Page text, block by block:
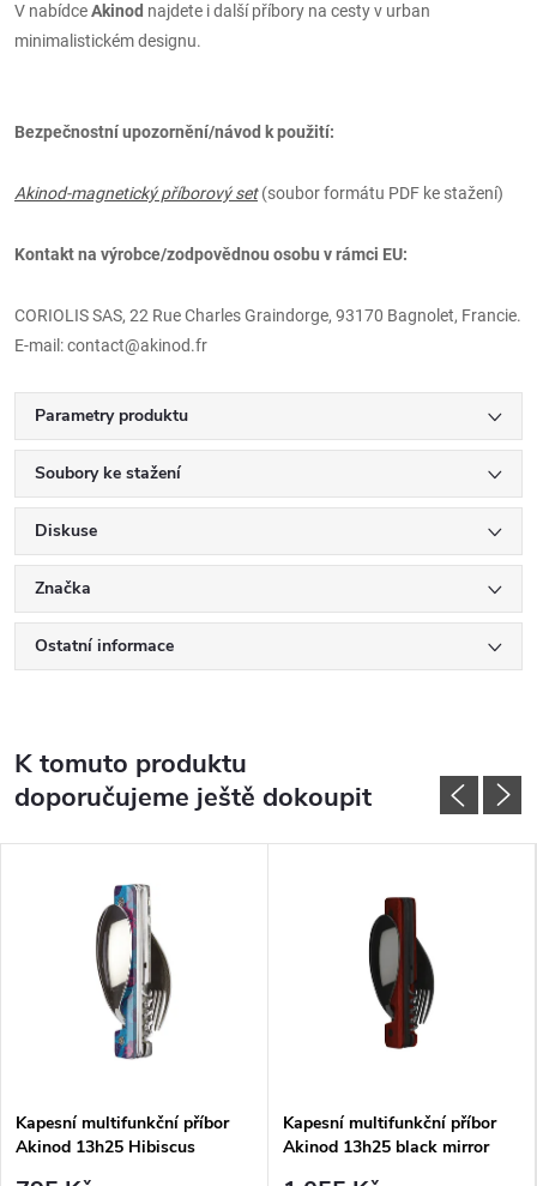
V nabídceAkinod najdete i další příbory na cesty v urban
minimalistickém designu.
Bezpečnostní upozornění/návod k použití:
Akinod-magnetický příborový set (soubor formátu PDF ke stažení)
Kontakt na výrobce/zodpovědnou osobu v rámci EU:
CORIOLIS SAS, 22 Rue Charles Graindorge, 93170 Bagnolet, Francie.
E-mail: contact@akinod.fr
Parametry produktu
Soubory ke stažení
Diskuse
Značka
Ostatní informace
K tomuto produktu
doporučujeme ještě dokoupit
Kapesní multifunkční příbor
Akinod 13h25 Hibiscus
Kapesní multifunkční příbor
Akinod 13h25 black mirror